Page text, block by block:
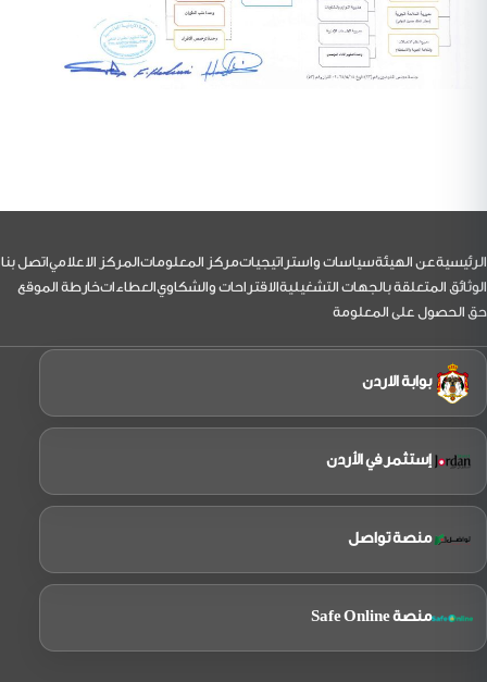
التذييل
الرئيسيةعن الهيئةسياسات واستراتيجياتمركز المعلوماتالمركز الاعلامياتصل بنا
الوثائق المتعلقة بالجهات التشغيليةالاقتراحات والشكاويالعطاءاتخارطة الموقع
حق الحصول على المعلومة
بوابة الاردن
إستثمر في الأردن
منصة تواصل
منصة Safe Online